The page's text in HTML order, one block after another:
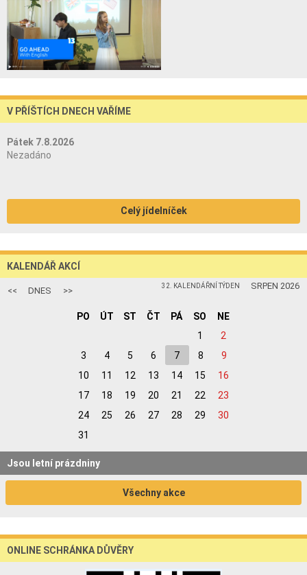
V PŘÍŠTÍCH DNECH VAŘÍME
Pátek 7.8.2026
Nezadáno
Celý jídelníček
KALENDÁŘ AKCÍ
<< DNES >> SRPEN 2026
32. KALENDÁŘNÍ TÝDEN
PO ÚT ST ČT PÁ SO
NE
1
2
3
4 5 6 7 8
9
10
11 12 13 14 15
16
17
18 19 20 21 22
23
24
25 26 27 28 29
30
31
Jsou letní prázdniny
Všechny akce
ONLINE SCHRÁNKA DŮVĚRY